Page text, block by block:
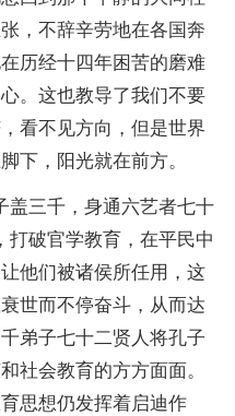
，不辞辛劳地在各国奔
历经十四年困苦的磨难
。这也教导了我们不要
看不见方向，但是世界
下，阳光就在前方。
三千，身通六艺者七十
打破官学教育，在平民中
他们被诸侯所任用，这
世而不停奋斗，从而达
弟子七十二贤人将孔子
社会教育的方方面面。
思想仍发挥着启迪作